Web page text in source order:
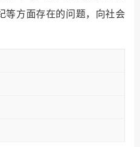
等方面存在的问题，向社会